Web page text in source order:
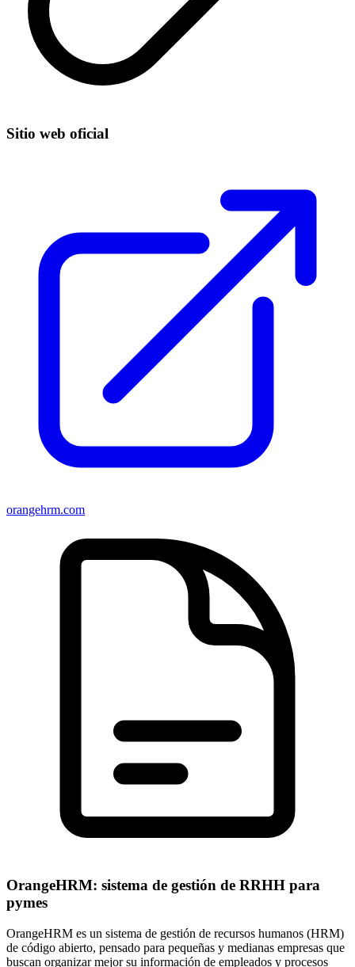
Sitio web oficial
orangehrm.com
OrangeHRM: sistema de gestión de RRHH para
pymes
OrangeHRM es un sistema de gestión de recursos humanos (HRM)
de código abierto, pensado para pequeñas y medianas empresas que
buscan organizar mejor su información de empleados y procesos